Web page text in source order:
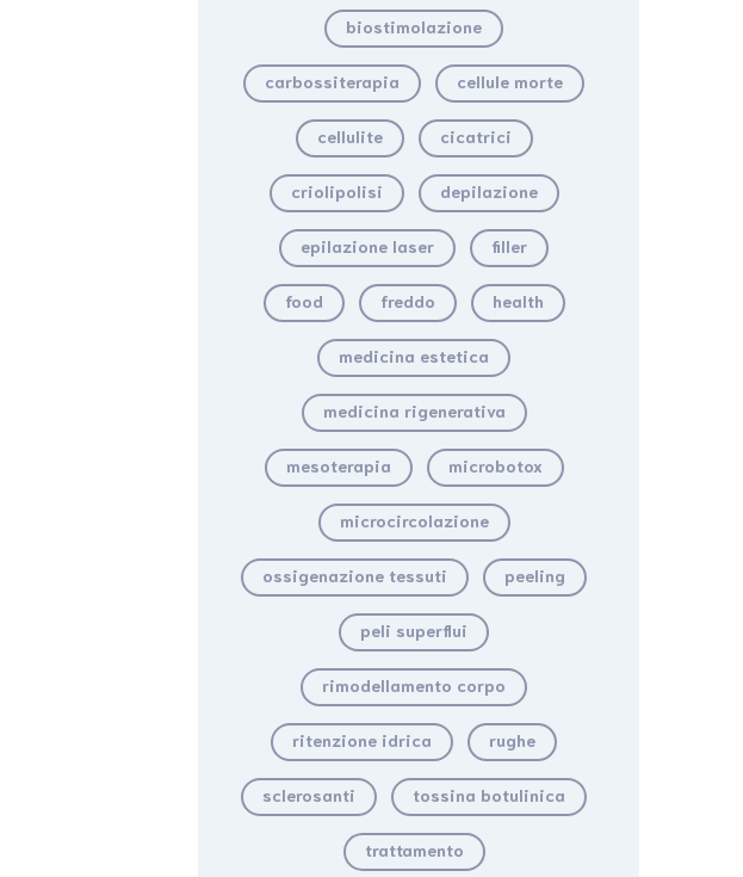
biostimolazione
carbossiterapia cellule morte
cellulite cicatrici
criolipolisi depilazione
epilazione laser filler
food freddo health
medicina estetica
medicina rigenerativa
mesoterapia microbotox
microcircolazione
ossigenazione tessuti peeling
peli superflui
rimodellamento corpo
ritenzione idrica rughe
sclerosanti tossina botulinica
trattamento